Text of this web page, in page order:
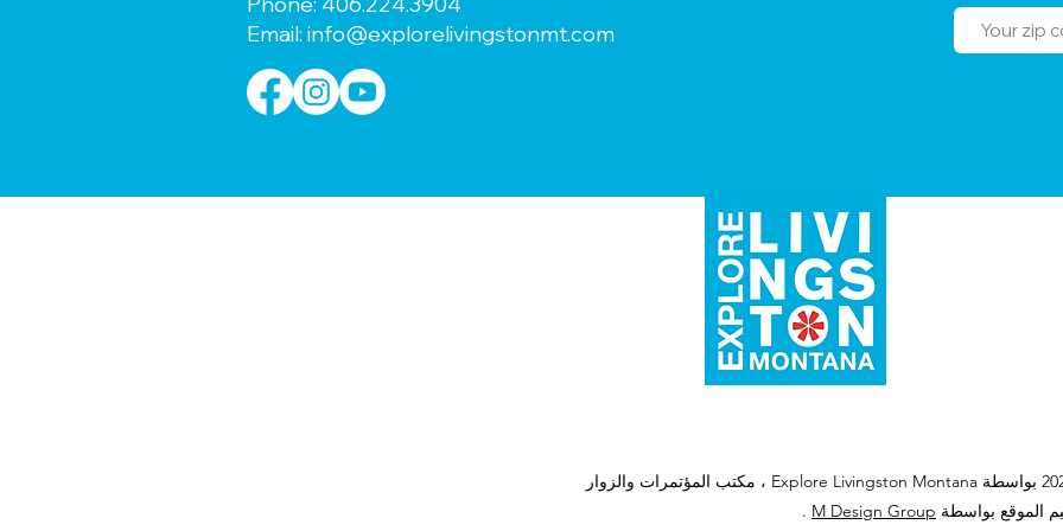
Email: info@explorelivingstonmt.com
الموقع بواسطة M Design Group
.